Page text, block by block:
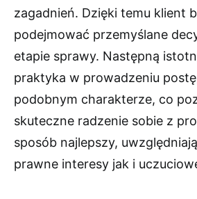
zagadnień. Dzięki temu klient
podejmować przemyślane
etapie sprawy. Następną
praktyka w prowadzeniu
podobnym charakterze, co
skuteczne radzenie sobie z
sposób najlepszy,
prawne interesy jak i